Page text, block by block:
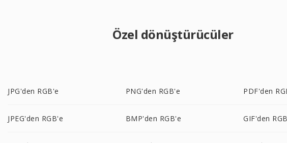
Özel dönüştürücüler
JPG'den RGB'e PNG'den RGB'e PDF'den
JPEG'den RGB'e BMP'den RGB'e GIF'den